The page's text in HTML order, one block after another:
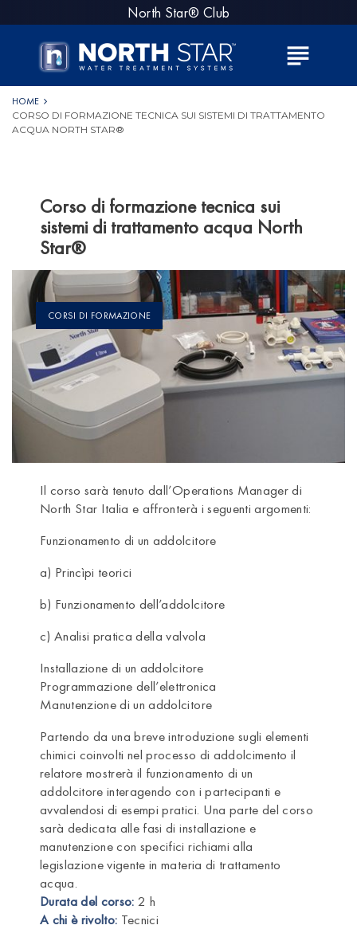
k
t
North Star® Club
subject
HOME
CORSO DI FORMAZIONE TECNICA SUI SISTEMI DI TRATTAMENTO
ACQUA NORTH STAR®
Corso di formazione tecnica sui
sistemi di trattamento acqua North
Star®
CORSI DI FORMAZIONE
Il corso sarà tenuto dall’Operations Manager di
North Star Italia e affronterà i seguenti argomenti:
Funzionamento di un addolcitore
a) Princìpi teorici
b) Funzionamento dell’addolcitore
c) Analisi pratica della valvola
Installazione di un addolcitore
Programmazione dell’elettronica
Manutenzione di un addolcitore
Partendo da una breve introduzione sugli elementi
chimici coinvolti nel processo di addolcimento il
relatore mostrerà il funzionamento di un
addolcitore interagendo con i partecipanti e
avvalendosi di esempi pratici. Una parte del corso
sarà dedicata alle fasi di installazione e
manutenzione con specifici richiami alla
legislazione vigente in materia di trattamento
acqua.
Durata del corso: 2 h
A chi è rivolto: Tecnici